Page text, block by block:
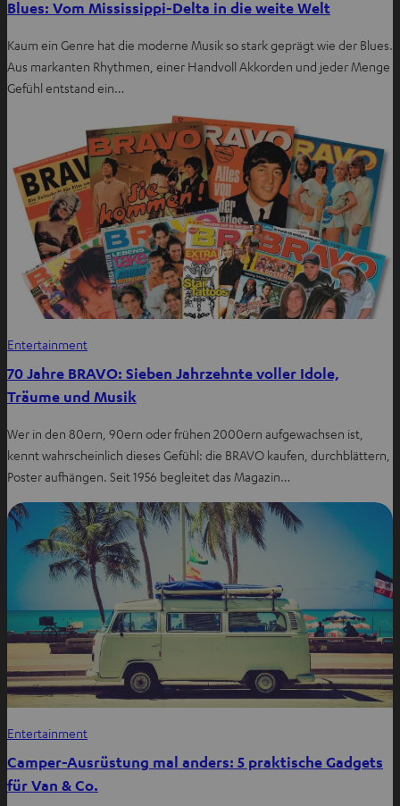
Blues: Vom Mississippi-Delta in die weite Welt
Kaum ein Genre hat die moderne Musik so stark geprägt wie der Blues.
Aus markanten Rhythmen, einer Handvoll Akkorden und jeder Menge
Gefühl entstand ein…
Entertainment
70 Jahre BRAVO: Sieben Jahrzehnte voller Idole,
Träume und Musik
Wer in den 80ern, 90ern oder frühen 2000ern aufgewachsen ist,
kennt wahrscheinlich dieses Gefühl: die BRAVO kaufen, durchblättern,
Poster aufhängen. Seit 1956 begleitet das Magazin…
Entertainment
Camper-Ausrüstung mal anders: 5 praktische Gadgets
für Van & Co.